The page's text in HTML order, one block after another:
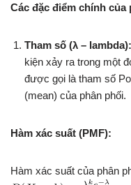
Các đặc điểm chính
Tham số (λ – lambda):
kiện xảy ra trong một
được gọi là tham số
(mean) của phân phối.
Hàm xác suất (PMF):
Hàm xác suất của phân